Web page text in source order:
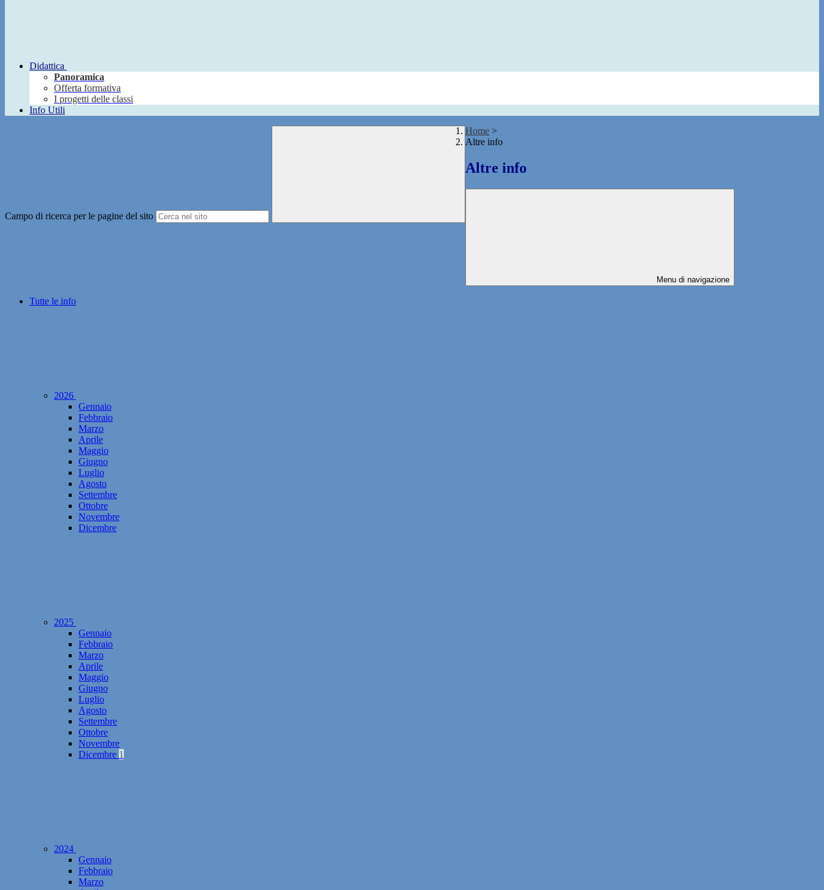
Didattica
Panoramica
Offerta formativa
I progetti delle classi
Info Utili
Campo di ricerca per le pagine del sito
Home >
Altre info
Altre info
Menu di navigazione
Tutte le info
2026
Gennaio
Febbraio
Marzo
Aprile
Maggio
Giugno
Luglio
Agosto
Settembre
Ottobre
Novembre
Dicembre
2025
Gennaio
Febbraio
Marzo
Aprile
Maggio
Giugno
Luglio
Agosto
Settembre
Ottobre
Novembre
Dicembre 1
2024
Gennaio
Febbraio
Marzo